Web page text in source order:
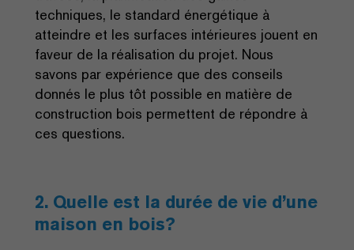
techniques, le standard énergétique à
atteindre et les surfaces intérieures jouent en
faveur de la réalisation du projet. Nous
savons par expérience que des conseils
donnés le plus tôt possible en matière de
construction bois permettent de répondre à
ces questions.
2. Quelle est la durée de vie d’une
maison en bois?